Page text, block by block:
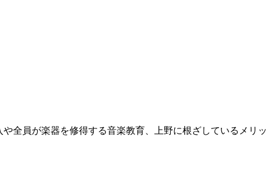
全員が楽器を修得する音楽教育、上野に根ざしているメリッ